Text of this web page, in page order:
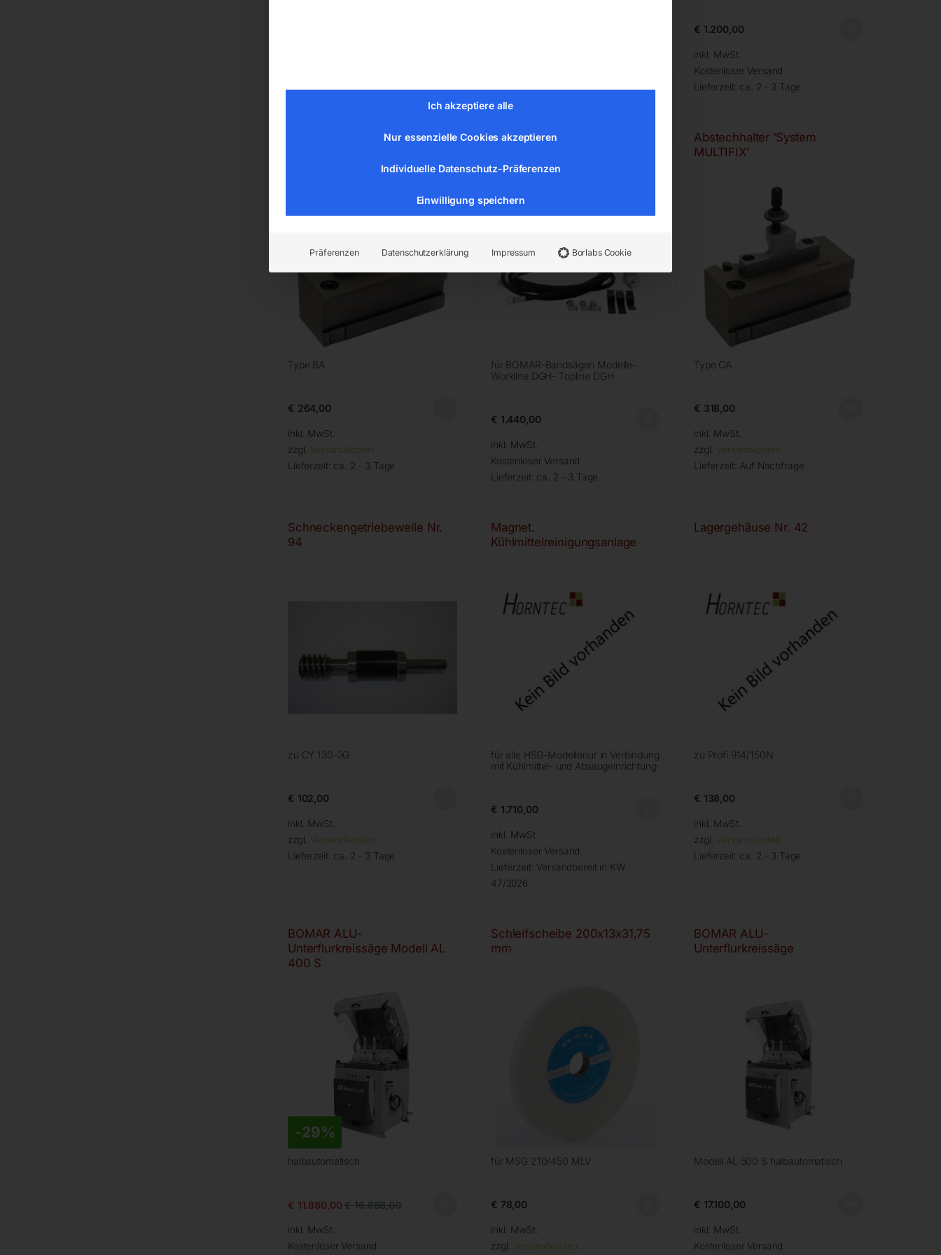
€ 1.200,00
inkl. MwSt.
Kostenloser Versand
Lieferzeit: ca. 2 - 3 Tage
Abstechhalter ‘System
Type BA
€ 264,00
inkl. MwSt.
zzgl. Versandkosten
Lieferzeit: ca. 2 - 3 Tage
Spanndruckregulierung
für BOMAR-Bandsägen Modelle-
Workline DGH- Topline DGH
€ 1.440,00
inkl. MwSt.
Kostenloser Versand
Lieferzeit: ca. 2 - 3 Tage
Abstechhalter ‘System
MULTIFIX’
Type CA
€ 318,00
inkl. MwSt.
zzgl. Versandkosten
Lieferzeit: Auf Nachfrage
Schneckengetriebewelle Nr.
94
zu CY 130-3G
€ 102,00
inkl. MwSt.
zzgl. Versandkosten
Lieferzeit: ca. 2 - 3 Tage
Magnet.
Kühlmittelreinigungsanlage
für alle HSG-Modellenur in Verbindung
mit Kühlmittel- und Absaugeinrichtung
€ 1.710,00
inkl. MwSt.
Kostenloser Versand
Lieferzeit: Versandbereit in KW
47/2026
Lagergehäuse Nr. 42
zu Profi 914/150N
€ 138,00
inkl. MwSt.
zzgl. Versandkosten
Lieferzeit: ca. 2 - 3 Tage
BOMAR ALU-
Unterflurkreissäge Modell AL
400 S
-29%
halbautomatisch
€ 11.880,00 €16.668,00
inkl. MwSt.
Kostenloser Versand
Schleifscheibe 200x13x31,75
mm
für MSG 210/450 MLV
€ 78,00
inkl. MwSt.
zzgl. Versandkosten
BOMAR ALU-
Unterflurkreissäge
Modell AL 500 S halbautomatisch
€ 17.100,00
inkl. MwSt.
Kostenloser Versand
Ich akzeptiere alle
Nur essenzielle Cookies akzeptieren
Individuelle Datenschutz-Präferenzen
Einwilligung speichern
Präferenzen Datenschutzerklärung Impressum Borlabs Cookie